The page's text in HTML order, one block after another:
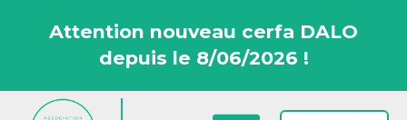
Attention nouveau cerfa DALO
depuis le 8/06/2026 !